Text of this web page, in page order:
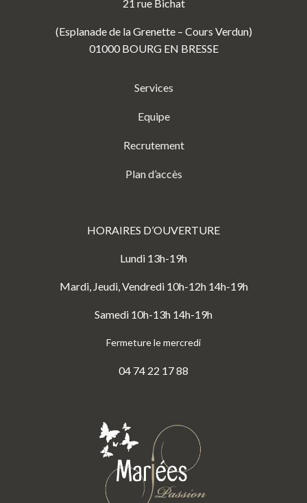
21 rue Bichat
(Esplanade de la Grenette – Cours Verdun)
01000 BOURG EN BRESSE
Services
Equipe
Recrutement
Plan d’accès
HORAIRES D’OUVERTURE
Lundi 13h-19h
Mardi, Jeudi, Vendredi 10h-12h 14h-19h
Samedi 10h-13h 14h-19h
Fermeture le mercredi
04 74 22 17 88